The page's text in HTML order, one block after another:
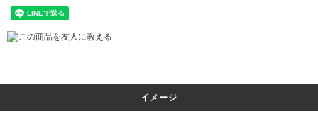
この商品を友人に教える
イメージ